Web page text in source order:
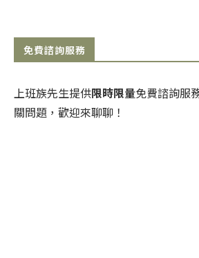
免費諮詢服務
上班族先生提供限時限量免費諮詢服
關問題，歡迎來聊聊！